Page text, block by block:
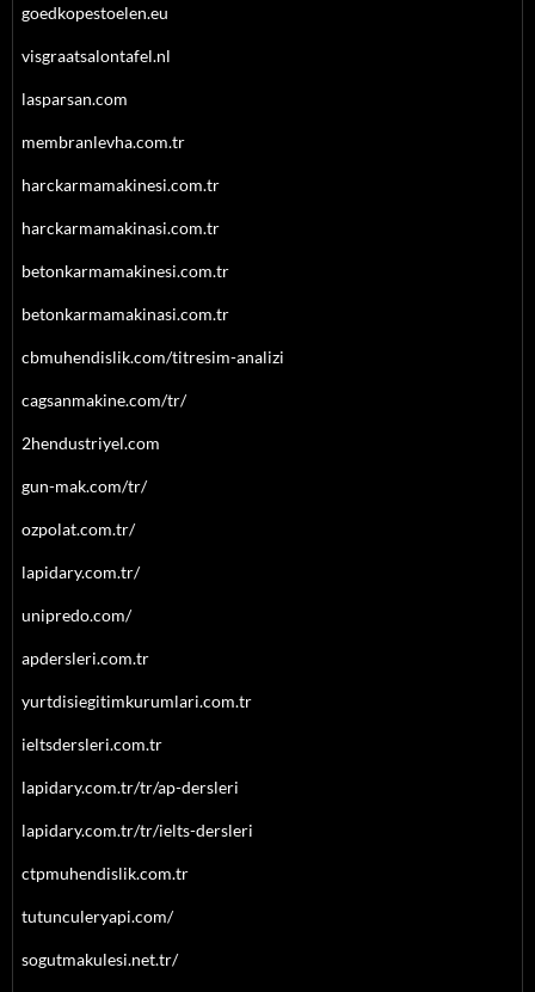
goedkopestoelen.eu
visgraatsalontafel.nl
lasparsan.com
membranlevha.com.tr
harckarmamakinesi.com.tr
harckarmamakinasi.com.tr
betonkarmamakinesi.com.tr
betonkarmamakinasi.com.tr
cbmuhendislik.com/titresim-analizi
cagsanmakine.com/tr/
2hendustriyel.com
gun-mak.com/tr/
ozpolat.com.tr/
lapidary.com.tr/
unipredo.com/
apdersleri.com.tr
yurtdisiegitimkurumlari.com.tr
ieltsdersleri.com.tr
lapidary.com.tr/tr/ap-dersleri
lapidary.com.tr/tr/ielts-dersleri
ctpmuhendislik.com.tr
tutunculeryapi.com/
sogutmakulesi.net.tr/